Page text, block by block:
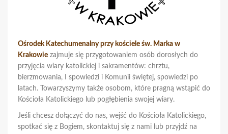
Ośrodek Katechumenalny przy kościele św. Marka w
Krakowie zajmuje się przygotowaniem osób dorosłych do
przyjęcia wiary katolickiej i sakramentów: chrztu,
bierzmowania, I spowiedzi i Komunii świętej, spowiedzi po
latach. Towarzyszymy także osobom, które pragną wstąpić do
Kościoła Katolickiego lub pogłębienia swojej wiary.
Jeśli chcesz dołączyć do nas, wejść do Kościoła Katolickiego,
spotkać się z Bogiem, skontaktuj się z nami lub przyjdź na